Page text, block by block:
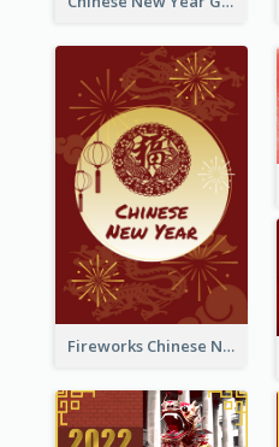
Fireworks Chinese New Year Greeting Card